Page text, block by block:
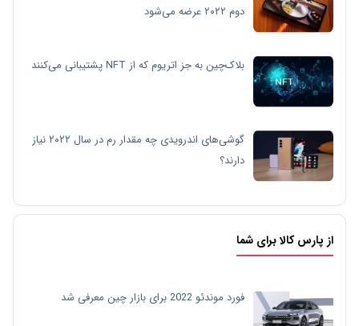
دوم ۲۰۲۲ عرضه می‌شود
بلاک‌چین به جز اتریوم که از NFT پشتیبانی می‌کنند
گوشی‌های اندرویدی چه مقدار رم در سال ۲۰۲۲ نیاز
دارند؟
از پارس کالا برای شما
فورد موندئو 2022 برای بازار چین معرفی شد